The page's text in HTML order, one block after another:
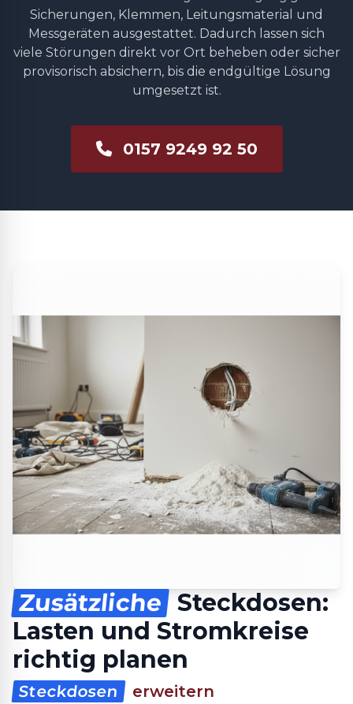
Sicherungen, Klemmen, Leitungsmaterial und
Messgeräten ausgestattet. Dadurch lassen sich
viele Störungen direkt vor Ort beheben oder sicher
provisorisch absichern, bis die endgültige Lösung
umgesetzt ist.
0157 9249 92 50
Zusätzliche Steckdosen:
Lasten und Stromkreise
richtig planen
Steckdosen
erweitern